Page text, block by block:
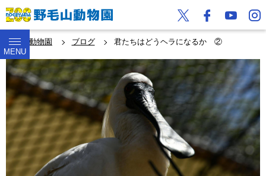
MENU
野毛山動物園 ブログ 君たちはどうヘラになるか ②